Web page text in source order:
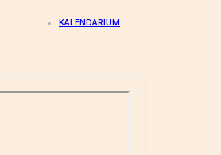
KALENDARIUM